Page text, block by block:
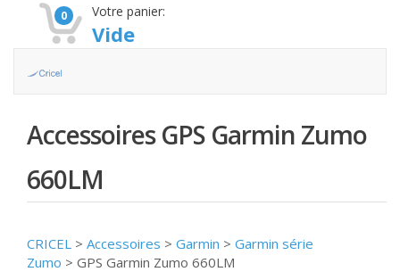
0 Votre panier:
Vide
Accessoires GPS Garmin Zumo
660LM
CRICEL > Accessoires > Garmin > Garmin série
Zumo > GPS Garmin Zumo 660LM